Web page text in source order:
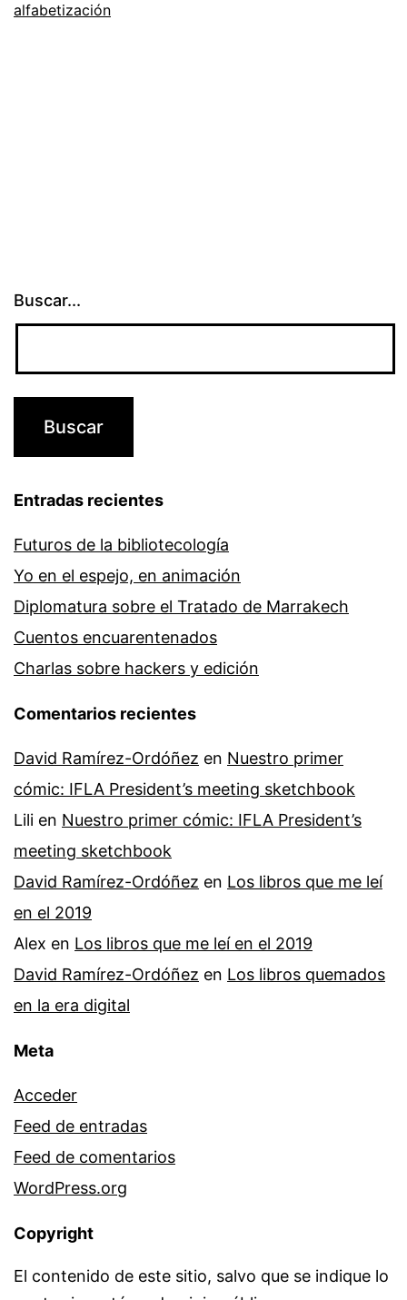
alfabetización
Buscar...
Entradas recientes
Futuros de la bibliotecología
Yo en el espejo, en animación
Diplomatura sobre el Tratado de Marrakech
Cuentos encuarentenados
Charlas sobre hackers y edición
Comentarios recientes
David Ramírez-Ordóñez en Nuestro primer
cómic: IFLA President’s meeting sketchbook
Lili en Nuestro primer cómic: IFLA President’s
meeting sketchbook
David Ramírez-Ordóñez en Los libros que me leí
en el 2019
Alex en Los libros que me leí en el 2019
David Ramírez-Ordóñez en Los libros quemados
en la era digital
Meta
Acceder
Feed de entradas
Feed de comentarios
WordPress.org
Copyright
El contenido de este sitio, salvo que se indique lo